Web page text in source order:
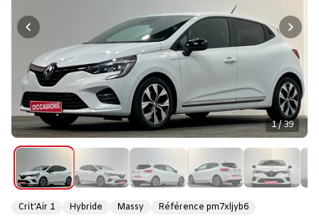
1 / 39
Crit'Air 1 Hybride Massy Référence pm7xljyb6